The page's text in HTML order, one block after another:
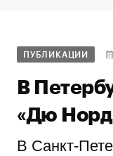
ПУБЛИКАЦИИ
В
«Дю Норд
В Санкт-